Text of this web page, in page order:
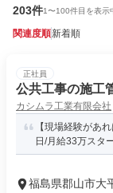
203件1〜100件目を表示
関連度順新着順
正社員
公共工事の施工
カシムラ工業有限会社
【現場経験があ
日/月給33万スタ
福島県郡山市大